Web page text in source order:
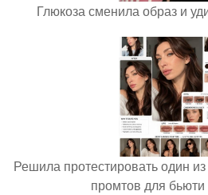
Глюкоза сменила образ и
Решила протестировать один
промтов для бьюти